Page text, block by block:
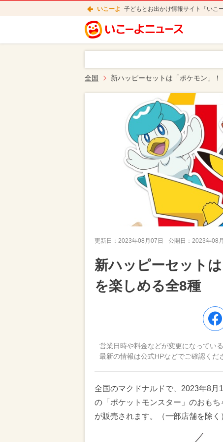
いこーよ 子どもとお出かけ情報サイト「いこ
全国 新ハッピーセットは「ポケモン」
更新日： 2023年08月07日 公開日： 2023年08
新ハッピーセット
を楽しめる全8種
営業日時や料金などが変更になってい
最新の情報は公式HPなどでご確認くだ
全国のマクドナルドで、2023年8月
の「ポケットモンスター」のおも
が販売されます。（一部店舗を除く